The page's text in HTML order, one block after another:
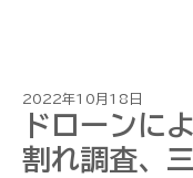
ドローンに
割れ調査、
2022年10月18日